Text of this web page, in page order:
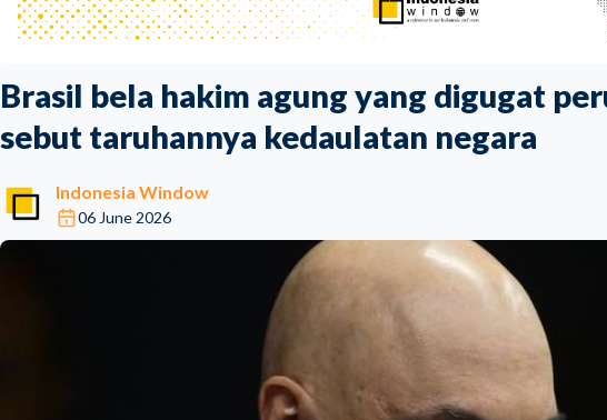
Brasil bela hakim agung yang digugat
sebut taruhannya kedaulatan negara
Indonesia Window
06 June 2026